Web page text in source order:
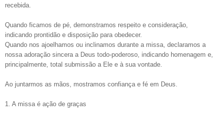
recebida.
Quando ficamos de pé, demonstramos respeito e consideração,
indicando prontidão e disposição para obedecer.
Quando nos ajoelhamos ou inclinamos durante a missa, declaramos a
nossa adoração sincera a Deus todo-poderoso, indicando homenagem e,
principalmente, total submissão a Ele e à sua vontade.
Ao juntarmos as mãos, mostramos confiança e fé em Deus.
1. A missa é ação de graças